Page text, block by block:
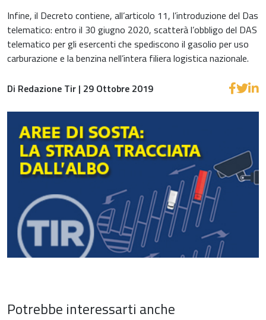
Infine, il Decreto contiene, all’articolo 11, l’introduzione del Das
telematico: entro il 30 giugno 2020, scatterà l’obbligo del DAS
telematico per gli esercenti che spediscono il gasolio per uso
carburazione e la benzina nell’intera filiera logistica nazionale.
Di Redazione Tir | 29 Ottobre 2019
Potrebbe interessarti anche